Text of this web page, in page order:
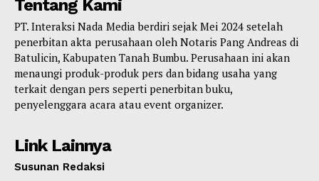
Tentang Kami
PT. Interaksi Nada Media berdiri sejak Mei 2024 setelah
penerbitan akta perusahaan oleh Notaris Pang Andreas di
Batulicin, Kabupaten Tanah Bumbu. Perusahaan ini akan
menaungi produk-produk pers dan bidang usaha yang
terkait dengan pers seperti penerbitan buku,
penyelenggara acara atau event organizer.
Link Lainnya
Susunan Redaksi